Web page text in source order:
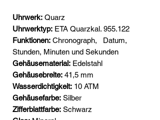
Uhrwerk: Quarz
Uhrwerktyp: ETA Quarzkal. 955.122
Funktionen: Chronograph,
Datum,
Stunden, Minuten und Sekunden
Gehäusematerial: Edelstahl
Gehäusebreite: 41,5 mm
Wasserdichtigkeit: 10 ATM
Gehäusefarbe: Silber
Zifferblattfarbe: Schwarz